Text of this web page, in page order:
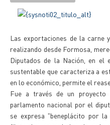
Las exportaciones de la carne
realizando desde Formosa,
Diputados de la Nación, en el
sustentable que caracteriza a
en lo económico, permite el
Fue a través de un proyecto
parlamento nacional por el
se expresa "beneplácito por